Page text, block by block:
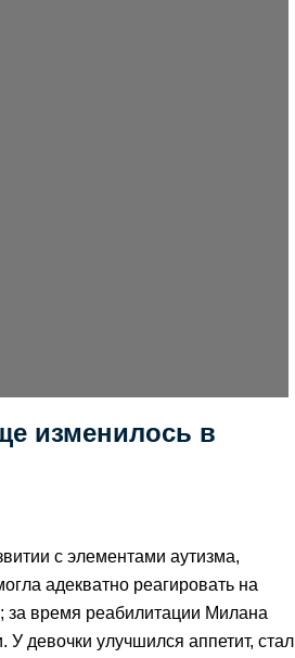
изменилось в
с элементами аутизма,
адекватно реагировать на
за время реабилитации Милана
девочки улучшился аппетит, стал